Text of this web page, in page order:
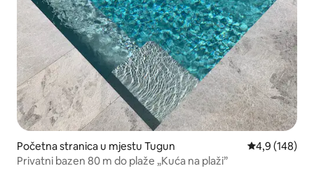
Početna stranica u mjestu Tugun prosječna
4,9 (148)
Privatni bazen 80 m do plaže „Kuća na plaži”